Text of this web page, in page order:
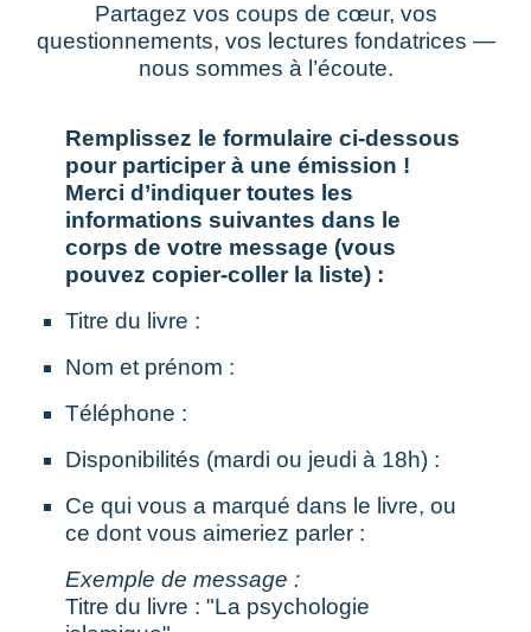
Partagez vos coups de cœur, vos
questionnements, vos lectures fondatrices —
nous sommes à l’écoute.
Remplissez le formulaire ci-dessous
pour participer à une émission !
Merci d’indiquer toutes les
informations suivantes dans le
corps de votre message (vous
pouvez copier-coller la liste) :
Titre du livre :
Nom et prénom :
Téléphone :
Disponibilités (mardi ou jeudi à 18h) :
Ce qui vous a marqué dans le livre, ou
ce dont vous aimeriez parler :
Exemple de message :
Titre du livre : "La psychologie